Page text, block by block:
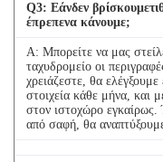
Q3: Εάνδεν
έπρεπενα κάνουμε;
Α: Μπορείτε να μας
ταχυδρομείο οι
χρειάζεστε, θα
στοιχεία κάθε μήνα, και
στον ιστοχώρο εγκαίρως.
από σαφή, θα